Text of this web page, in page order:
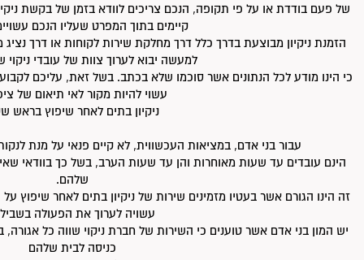
של פעם בודדת או על פי תקופה, הנכם צריכים לוודא בזמן של בקשת
קיימים בתוך המפרט שעליו הנכם
הזמנת ניקיון מבוצעת בדרך כלל דרך מחלקת שירות לקוחות או דרך
למעשה יבוא לערוך צוות של עובדי ניקוי
כי הינו מודע לכל הנתונים אשר סוכמו שלא בכתב. בשל זאת, עליכם
עשוי להיות מקור לאי תיאום של
ניקיון בתים לאחר שיפוץ בראש
עבור בני אדם, במציאות העכשווית, לא קיים פנאי על מנת
הינם עובדים עד שעות מאוחרות והן עד שעות הערב, בשל כך בוודאי
שלהם.
זה הינו הגורם אשר בעטיו מזמינים שירות של ניקיון בתים לאחר שיפוץ
עשויה לערוך את הפעולה
יש המון בני אדם אשר טוענים כי השירות של חברת ניקוי שווה כל
כניסה לבית שלהם